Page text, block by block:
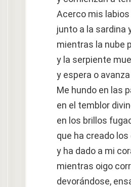
Acerco mis
junto a la sardina
mientras la nube
y la serpiente
y espera o
Me hundo en las
en el temblor
en los brillos
que ha creado
y ha dado a mi
mientras oigo
devorándose,